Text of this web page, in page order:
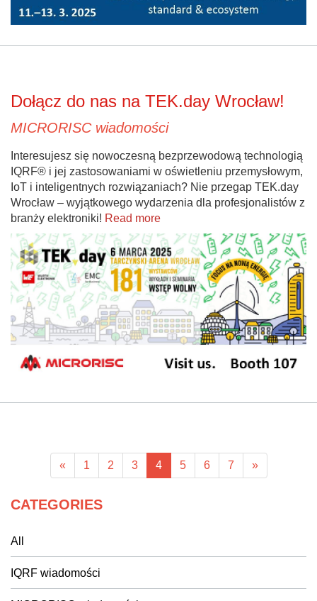
Dołącz do nas na TEK.day Wrocław!
MICRORISC wiadomości
Interesujesz się nowoczesną bezprzewodową technologią
IQRF® i jej zastosowaniami w oświetleniu przemysłowym,
IoT i inteligentnych rozwiązaniach? Nie przegap TEK.day
Wrocław – wyjątkowego wydarzenia dla profesjonalistów z
branży elektroniki! Read more
« 1 2 3 4 5 6 7 »
CATEGORIES
All
IQRF wiadomości